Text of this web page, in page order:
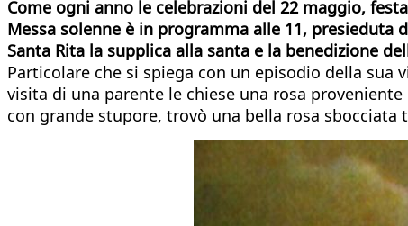
Come ogni anno le celebrazioni del 22 maggio,
Messa solenne è in programma alle 11, presieduta
Santa Rita la supplica alla santa e la benedizione
Particolare che si spiega con un episodio della
visita di una parente le chiese una rosa
con grande stupore, trovò una bella rosa sbocciata